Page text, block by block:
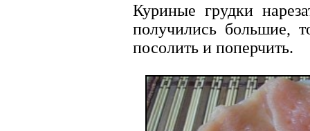
Куриные грудки
получились большие,
посолить и поперчить.